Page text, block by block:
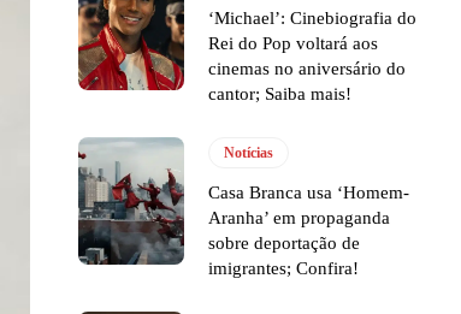
‘Michael’: Cinebiografia do
Rei do Pop voltará aos
cinemas no aniversário do
cantor; Saiba mais!
Notícias
Casa Branca usa ‘Homem-
Aranha’ em propaganda
sobre deportação de
imigrantes; Confira!